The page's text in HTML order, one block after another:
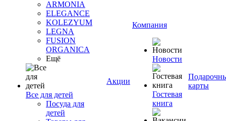
ARMONIA
ELEGANCE
KOLEZYUM
LEGNA
FUSION
ORGANICA
Ещё
Все для детей
Посуда для
детей
Акции
Компания
Новости
Гостевая
книга
карты